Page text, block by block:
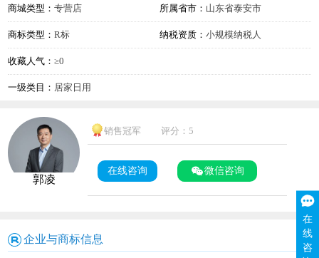
商城类型：专营店 所属省市： 山东省泰安市
商标类型：R标 纳税资质： 小规模纳税人
收藏人气：≥0
一级类目： 居家日用
郭凌
销售冠军 评分：5
在线咨询 微信咨询
企业与商标信息
在
线
咨